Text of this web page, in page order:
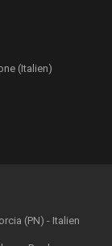
(Italien)
(PN) - Italien